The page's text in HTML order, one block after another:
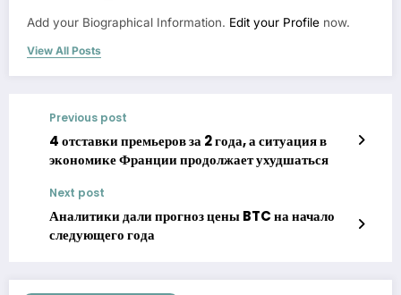
Add your Biographical Information. Edit your Profile now.
View All Posts
Previous post
4 отставки премьеров за 2 года, а ситуация в
экономике Франции продолжает ухудшаться
Next post
Аналитики дали прогноз цены BTC на начало
следующего года